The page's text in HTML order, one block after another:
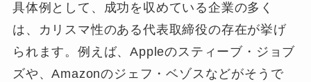
具体例として、成功を収めている企業の多く
は、カリスマ性のある代表取締役の存在が挙げ
られます。例えば、Appleのスティーブ・ジョブ
ズや、Amazonのジェフ・ベゾスなどがそうで